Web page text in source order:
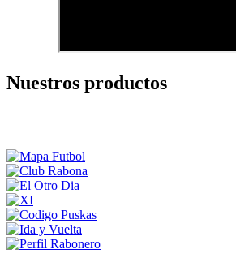
Nuestros productos